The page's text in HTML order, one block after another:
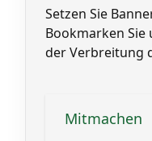
Setzen Sie
Bookmarken Sie
der Verbreitung
Mitmachen